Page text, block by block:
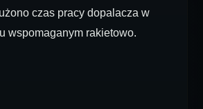
czas pracy dopalacza w
wspomaganym rakietowo.